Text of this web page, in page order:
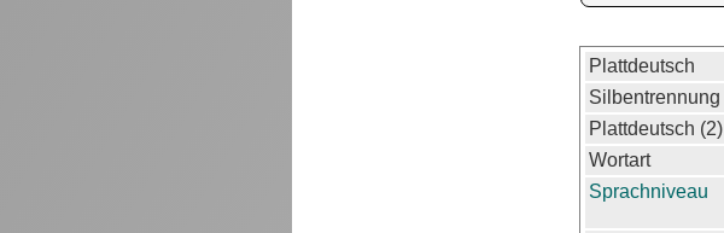
Plattdeutsch
Silbentrennung
Plattdeutsch (2)
Wortart
Sprachniveau